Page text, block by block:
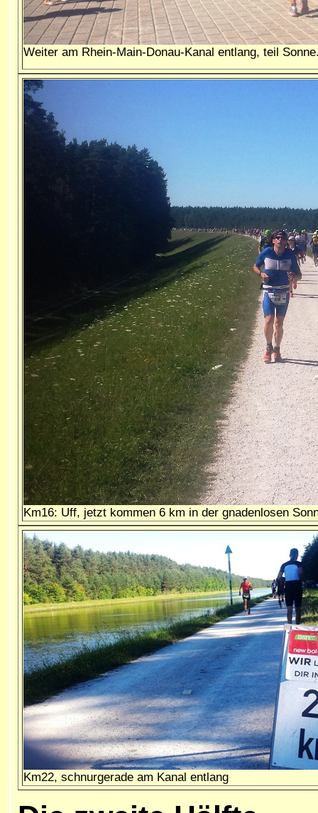
Weiter am Rhein-Main-Donau-Kanal entlang, teil
Km16: Uff, jetzt kommen 6 km in der gnadenlosen
Km22, schnurgerade am Kanal entlang